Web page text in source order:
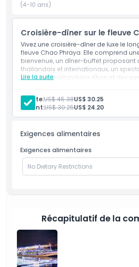
Cette croisière est une façon idéale
savourer de bons plats et de
thaïlandaise. Que vous soyez en
couple, cette nuit inoubliable sur la
certainement un point fort de votre
Points forts
Inclus
Politique enfant/adulte
Exclus
Heures d'ouverture
À savoir
(4-10 ans)
Croisière-dîner sur le fleuve
Vivez une croisière-dîner de luxe le
fleuve Chao Phraya. Elle comprend
bienvenue, un dîner-buffet proposant
thaïlandais et internationaux, un
classique thaïlandaise Khon et des
Lire la suite
Adulte:US$ 45.38US$ 30.25
Enfant:US$ 30.25US$ 24.20
Exigences alimentaires
Exigences alimentaires
Récapitulatif de la